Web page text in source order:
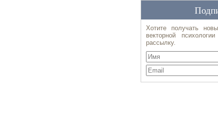
Хотите получать
векторной
рассылку.